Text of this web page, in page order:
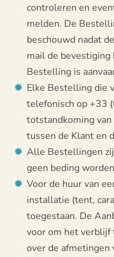
controleren en
melden. De
beschouwd nadat
mail de
Bestelling is
Elke Bestelling die
telefonisch op +33
totstandkoming
tussen de Klant en
Alle Bestellingen
geen beding
Voor de huur van
installatie (tent,
toegestaan. De
voor om het verblijf
over de afmetingen